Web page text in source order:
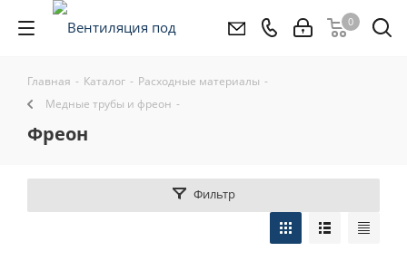
0
Главная - Каталог - Расходные материалы -
Медные трубы и фреон -
фреон
Фильтр